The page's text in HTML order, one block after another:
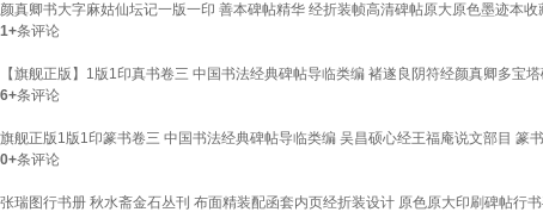
颜真卿书大字麻姑仙坛记一版一印 善本碑帖精华 经折装帧高清碑帖原大原色墨迹本
1+条评论
【旗舰正版】1版1印真书卷三 中国书法经典碑帖导临类编 褚遂良阴符经颜真卿多宝
6+条评论
旗舰正版1版1印篆书卷三 中国书法经典碑帖导临类编 吴昌硕心经王福庵说文部目 篆
0+条评论
张瑞图行书册 秋水斋金石丛刊 布面精装配函套内页经折装设计 原色原大印刷碑帖行